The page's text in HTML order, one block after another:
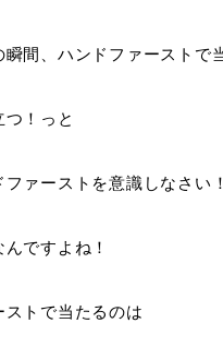
瞬間、ハンドファーストで
！っと
ファーストを意識しなさい
ですよね！
ストで当たるのは